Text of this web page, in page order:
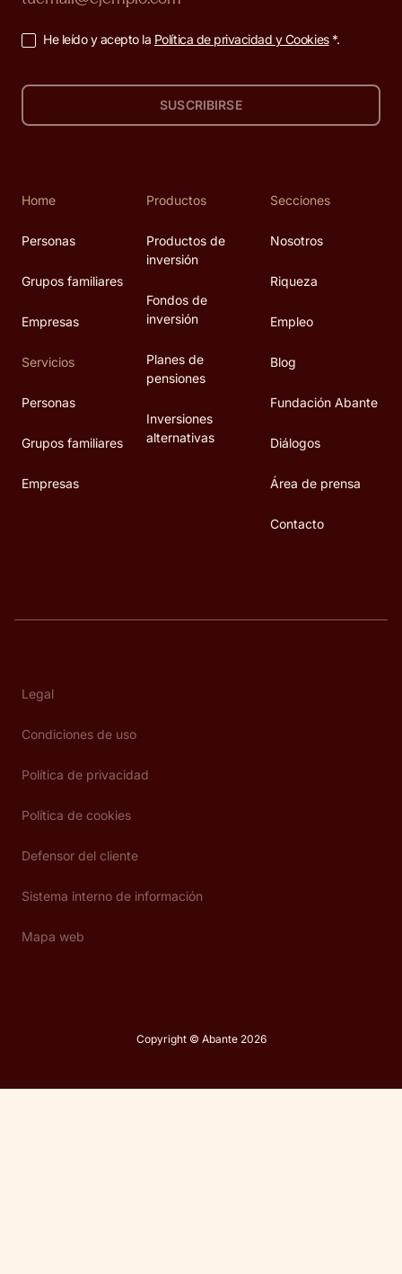
He leído y acepto la Política de privacidad y Cookies*.
SUSCRIBIRSE
Home
Personas
Grupos familiares
Empresas
Servicios
Personas
Grupos familiares
Empresas
Productos
Productos de
inversión
Fondos de
inversión
Planes de
pensiones
Inversiones
alternativas
Secciones
Nosotros
Riqueza
Empleo
Blog
Fundación Abante
Diálogos
Área de prensa
Contacto
Legal
Condiciones de uso
Política de privacidad
Política de cookies
Defensor del cliente
Sistema interno de información
Mapa web
Copyright © Abante 2026